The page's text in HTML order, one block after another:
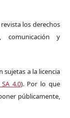
los derechos
comunicación y
sujetas a la licencia
4.0). Por lo que
públicamente,